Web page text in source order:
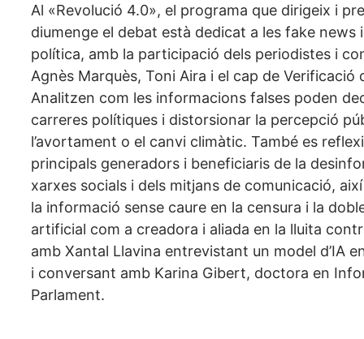
Al «Revolució 4.0», el programa que dirigeix i
diumenge el debat està dedicat a les fake news
política, amb la participació dels periodistes i
Agnès Marquès, Toni Aira i el cap de Verificació
Analitzen com les informacions falses poden
carreres polítiques i distorsionar la percepció
l’avortament o el canvi climàtic. També es
principals generadors i beneficiaris de la
xarxes socials i dels mitjans de comunicació,
la informació sense caure en la censura i la
artificial com a creadora i aliada en la lluita
amb Xantal Llavina entrevistant un model d’IA
i conversant amb Karina Gibert, doctora en
Parlament.